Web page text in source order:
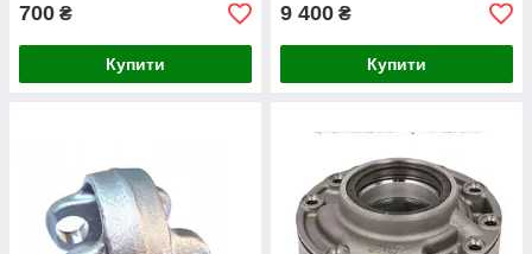
700 ₴
Купити
9 400 ₴
Купити